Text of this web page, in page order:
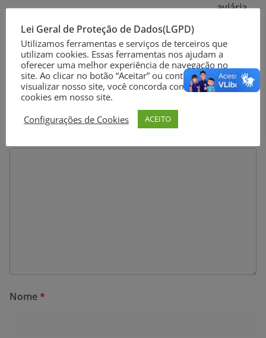
aviária
Deixe um comentário
O seu endereço de e-mail não será publicado. Campos
obrigatórios são marcados com
Nome*
Lei Geral de Proteção de Dados(LGPD)
Utilizamos ferramentas e serviços de terceiros que
utilizam cookies. Essas ferramentas nos ajudam a
oferecer uma melhor experiência de navegação no
site. Ao clicar no botão “Aceitar” ou continuar a
visualizar nosso site, você concorda com o uso de
cookies em nosso site.
Configurações de Cookies
ACEITO